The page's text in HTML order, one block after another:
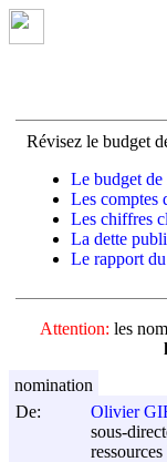
Révisez le budget
Le budget de
Les comptes
Les chiffres
La dette
Le rapport
Attention: les
De:
Olivier
sous-
nomination